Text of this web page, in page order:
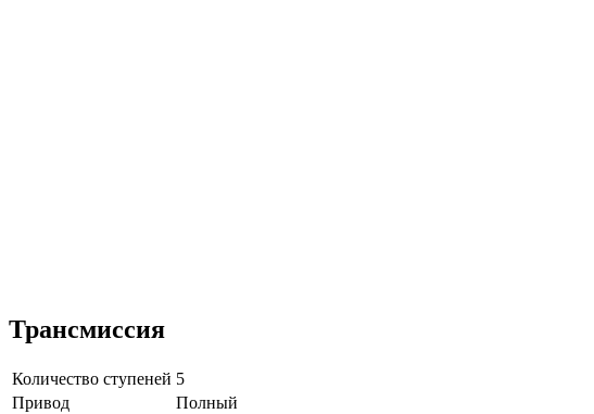
Трансмиссия
Количество ступеней 5
Привод
Полный